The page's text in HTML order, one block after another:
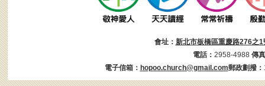
會址： 新北市板橋區重慶路276之1
電話： 2958-4988 傳
電子信箱： hopoo.church@gmail.com郵政劃撥：